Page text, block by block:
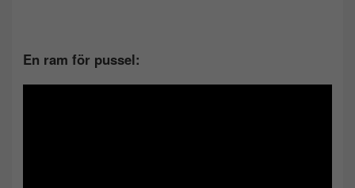
En ram för pussel: